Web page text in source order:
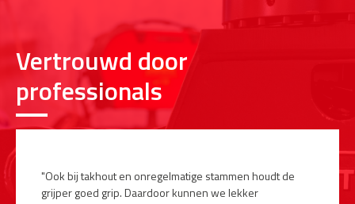
Vertrouwd door
professionals
"Je merkt dat er is nagedacht over hoe een machinist
ermee werkt.”